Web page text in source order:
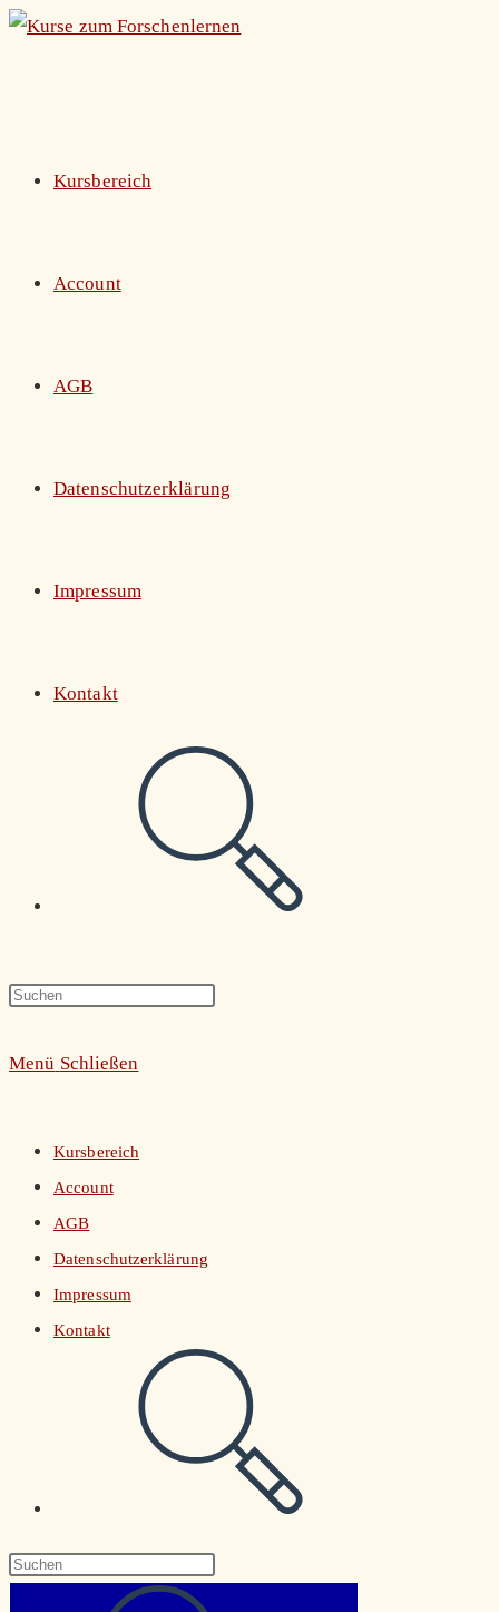
Zum
Kursbereich
Account
AGB
Datenschutzerklärung
Impressum
Kontakt
umschalten
Press
Menü Schließen
Kursbereich
Account
AGB
Datenschutzerklärung
Impressum
Kontakt
Diese